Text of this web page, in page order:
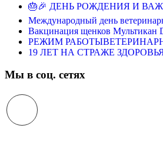
🎂🎉 ДЕНЬ РОЖДЕНИЯ И
Международный день
Вакцинация щенков
РЕЖИМ
19 ЛЕТ НА СТРАЖЕ
Мы в соц. сетях